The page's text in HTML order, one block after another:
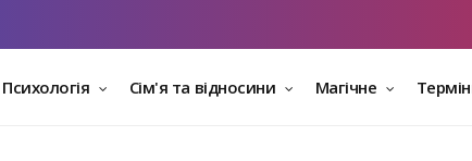
Психологія Сім'я та відносини Магічне